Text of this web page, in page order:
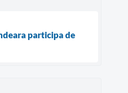
participa de